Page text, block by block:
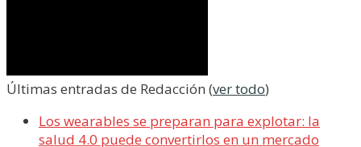
Últimas entradas de Redacción (ver todo)
Los wearables se preparan para explotar: la
salud 4.0 puede convertirlos en un mercado